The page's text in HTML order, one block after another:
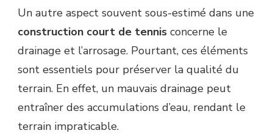
Un autre aspect souvent sous-estimé dans une
construction court de tennis concerne le
drainage et l’arrosage. Pourtant, ces éléments
sont essentiels pour préserver la qualité du
terrain. En effet, un mauvais drainage peut
entraîner des accumulations d’eau, rendant le
terrain impraticable.